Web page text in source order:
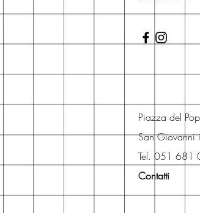
Piazza del
San Giovanni
Tel. 051 681
Contatti